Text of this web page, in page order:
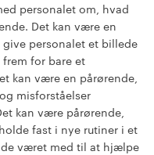
personalet om, hvad
Det kan være en
personalet et billede
for bare et
kan være en pårørende,
misforståelser
kan være pårørende,
fast i nye rutiner i et
været med til at hjælpe